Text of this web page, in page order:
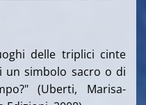
delle triplici cinte
un simbolo sacro o di
(Uberti, Marisa-